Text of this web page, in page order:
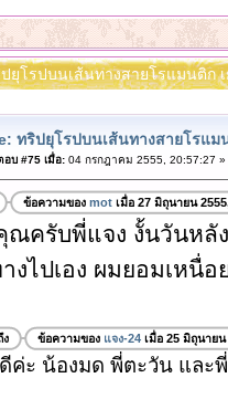
ยุโรปบนเส้นทางสายโรแมนติก
ทริปยุโรปบนเส้นทางสายโรแม
อบ #75 เมื่อ:04 กรกฎาคม 2555, 20:57:27 »
ข้อความของ motเมื่อ 27 มิถุนายน
ณครับพี่แจง งั้นวันหลั
งไปเอง ผมยอมเหนื่
ง ข้อความของ แจง-24เมื่อ 25 มิถุนายน
ค่ะ น้องมด พี่ตะวัน และ